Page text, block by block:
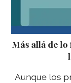
Más allá de
Aunque los